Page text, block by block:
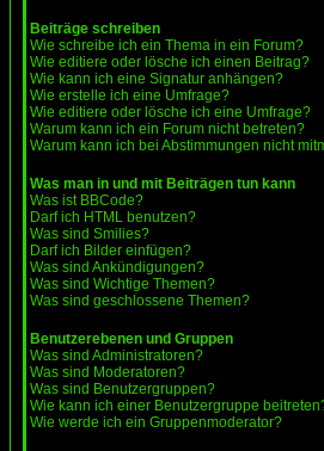
Beiträge schreiben
Wie schreibe ich ein Thema in ein Forum?
Wie editiere oder lösche ich einen Beitrag?
Wie kann ich eine Signatur anhängen?
Wie erstelle ich eine Umfrage?
Wie editiere oder lösche ich eine Umfrage?
Warum kann ich ein Forum nicht betreten?
Warum kann ich bei Abstimmungen nicht
Was man in und mit Beiträgen tun kann
Was ist BBCode?
Darf ich HTML benutzen?
Was sind Smilies?
Darf ich Bilder einfügen?
Was sind Ankündigungen?
Was sind Wichtige Themen?
Was sind geschlossene Themen?
Benutzerebenen und Gruppen
Was sind Administratoren?
Was sind Moderatoren?
Was sind Benutzergruppen?
Wie kann ich einer Benutzergruppe
Wie werde ich ein Gruppenmoderator?